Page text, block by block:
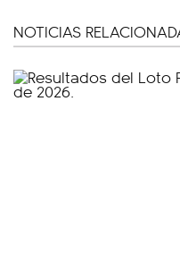
NOTICIAS